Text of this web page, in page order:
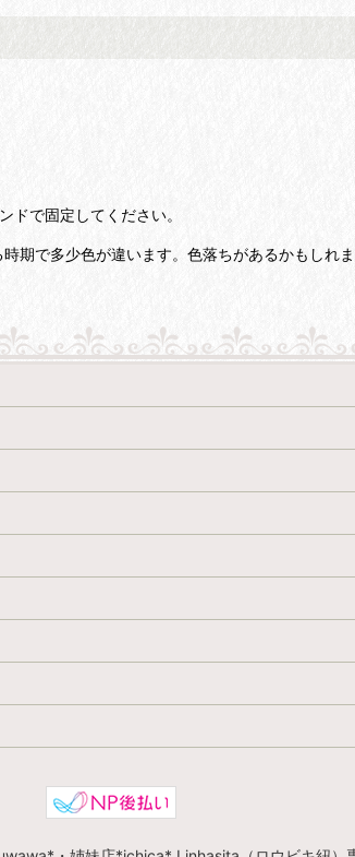
で固定してください。
期で多少色が違います。色落ちがあるかもしれ